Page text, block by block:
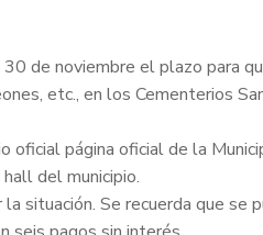
de noviembre el plazo para
etc., en los Cementerios
página oficial de la
del municipio.
situación. Se recuerda que se